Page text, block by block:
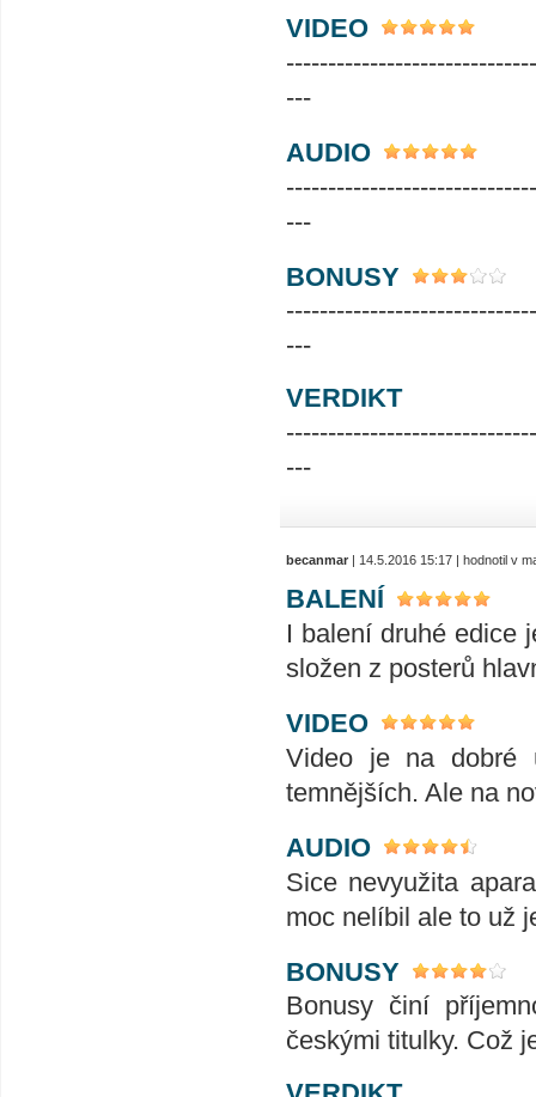
VIDEO
---
AUDIO
---
BONUSY
---
VERDIKT
---
becanmar | 14.5.2016 15:17 | hodnotil v
BALENÍ
I balení druhé edice
složen z posterů
VIDEO
Video je na dobré
temnějších. Ale na
AUDIO
Sice nevyužita
moc nelíbil ale to už
BONUSY
Bonusy činí
českými titulky. Což